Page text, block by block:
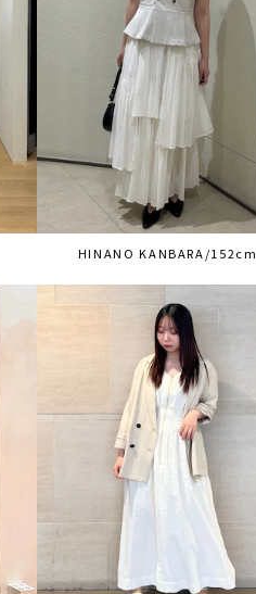
HINANO KANBARA/152cm